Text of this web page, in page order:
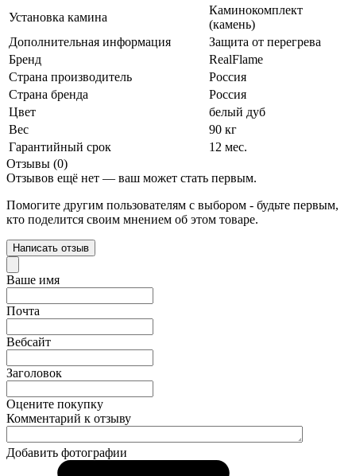
Установка камина
Каминокомплект
(камень)
Дополнительная информация
Защита от перегрева
Бренд
RealFlame
Страна производитель
Россия
Страна бренда
Россия
Цвет
белый дуб
Вес
90 кг
Гарантийный срок
12 мес.
Отзывы (0)
Отзывов ещё нет — ваш может стать первым.
Помогите другим пользователям с выбором - будьте первым,
кто поделится своим мнением об этом товаре.
Написать отзыв
Ваше имя
Почта
Вебсайт
Заголовок
Оцените покупку
Комментарий к отзыву
Добавить фотографии